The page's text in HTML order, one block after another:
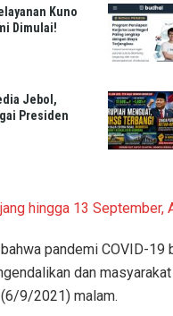
Kuno
Dimulai!
Jebol,
Presiden
hingga 13 September,
pandemi COVID-
dan
(6/9/2021) malam.